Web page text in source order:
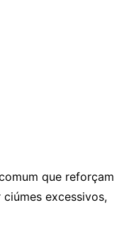
que reforçam
excessivos,